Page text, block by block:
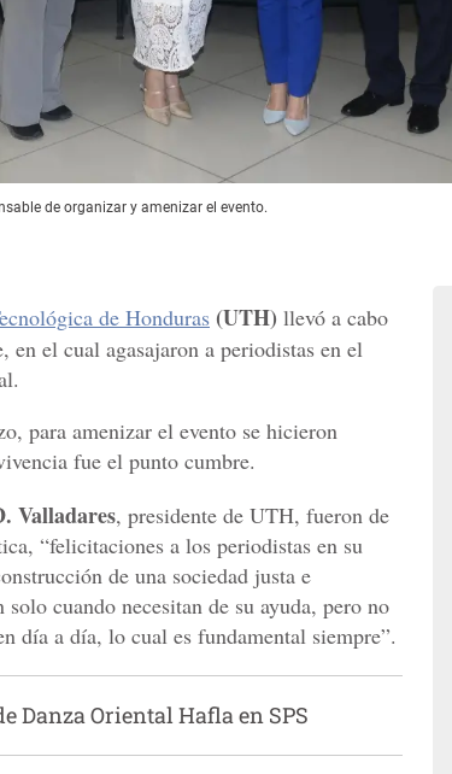
de organizar y amenizar el evento.
de Honduras (UTH) llevó a cabo
el cual agasajaron a periodistas en el
para amenizar el evento se hicieron
fue el punto cumbre.
Valladares, presidente de UTH, fueron de
“felicitaciones a los periodistas en su
de una sociedad justa e
cuando necesitan de su ayuda, pero no
día a día, lo cual es fundamental siempre”.
Danza Oriental Hafla en SPS